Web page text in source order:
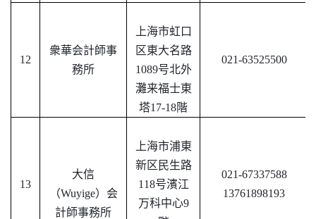
12
衆華会計師事
務所
上海市虹口
区東大名路
1089号北外
灘来福士東
塔17-18階
021-63525500
13
大信
（Wuyige） 会
計師事務所
上海市浦東
新区民生路
118号濱江
万科中心9
021-67337588
13761898193